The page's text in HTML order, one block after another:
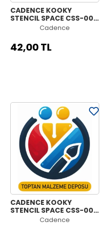
CADENCE KOOKY
STENCIL SPACE CSS-006
15X15CMCadence
42,00 TL
CADENCE KOOKY
STENCIL SPACE CSS-004
15X15CMCadence